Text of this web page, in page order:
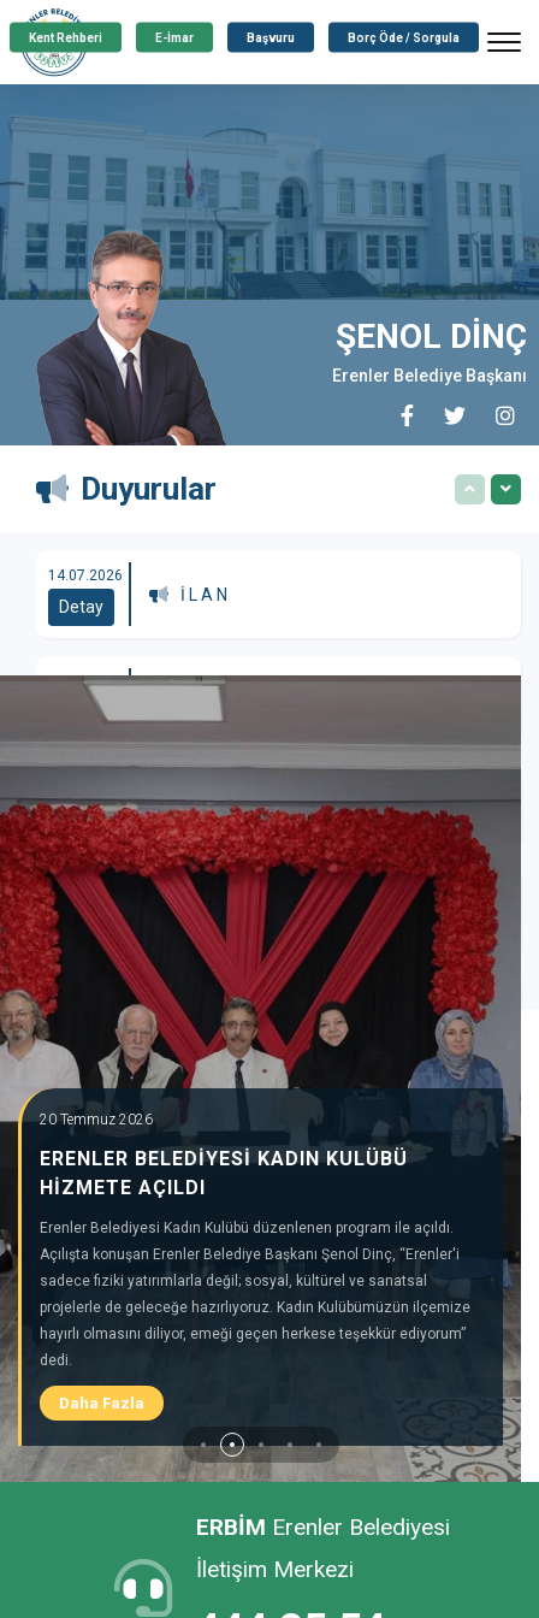
Kent Rehberi E-İmar Başvuru Borç Öde / Sorgula
ŞENOL DİNÇ
Erenler Belediye Başkanı
Duyurular
14.07.2026
Detay
İ L A N
03.04.2026
Detay
İ L A N
Detay
İ L A N
18.03.2026
Detay
İLAN
13.03.2026
İLAN
27.02.2026
Detay
İ L A N
DEĞİŞİKLİĞİ HAKKINDA
03.02.2026
Detay
4 ADET TAŞINMAZIN KİRALANMASI
04.12.2025
Detay
OFİS VE İŞ YERİ KİRALAMA İHALESİ
20 Temmuz 2026
ERENLER BELEDİYESİ KADIN KULÜBÜ
HİZMETE AÇILDI
Erenler Belediyesi Kadın Kulübü düzenlenen program ile açıldı.
Açılışta konuşan Erenler Belediye Başkanı Şenol Dinç, “Erenler'i
sadece fiziki yatırımlarla değil; sosyal, kültürel ve sanatsal
projelerle de geleceğe hazırlıyoruz. Kadın Kulübümüzün ilçemize
hayırlı olmasını diliyor, emeği geçen herkese teşekkür ediyorum”
dedi.
Daha Fazla
ERBİM Erenler Belediyesi
İletişim Merkezi